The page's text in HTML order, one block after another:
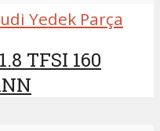
Yedek Parça
TFSI 160